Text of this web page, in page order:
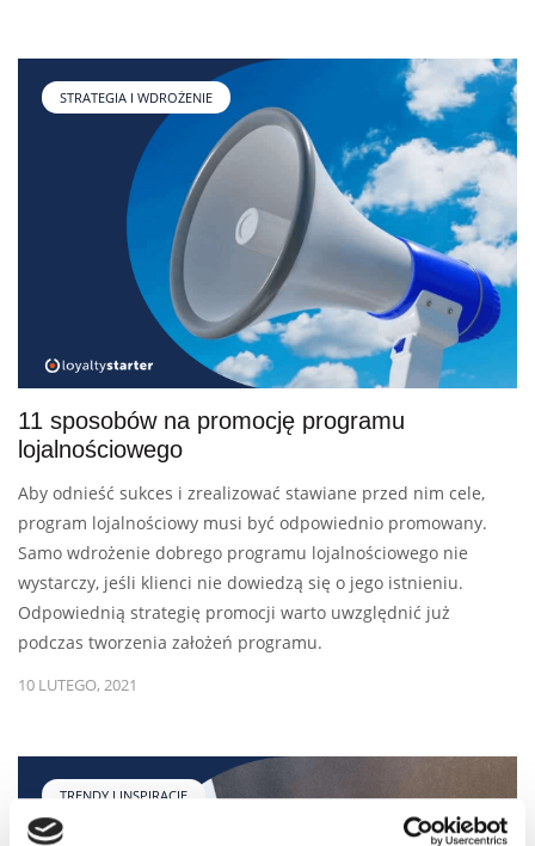
STRATEGIA I WDROŻENIE
11 sposobów na promocję programu
lojalnościowego
Aby odnieść sukces i zrealizować stawiane przed nim cele,
program lojalnościowy musi być odpowiednio promowany.
Samo wdrożenie dobrego programu lojalnościowego nie
wystarczy, jeśli klienci nie dowiedzą się o jego istnieniu.
Odpowiednią strategię promocji warto uwzględnić już
podczas tworzenia założeń programu.
10 LUTEGO, 2021
TRENDY I INSPIRACJE